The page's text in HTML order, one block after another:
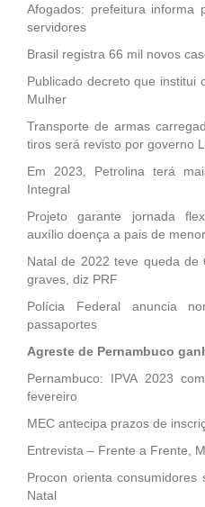
Afogados: prefeitura informa
servidores
Brasil registra 66 mil novos
Publicado decreto que institui
Mulher
Transporte de armas
tiros será revisto por governo
Em 2023, Petrolina terá
Integral
Projeto garante jornada
auxílio doença a pais de
Natal de 2022 teve queda
graves, diz PRF
Polícia Federal anuncia
passaportes
Agreste de Pernambuco
Pernambuco: IPVA 2023
fevereiro
MEC antecipa prazos de
Entrevista – Frente a Frente,
Procon orienta
Natal